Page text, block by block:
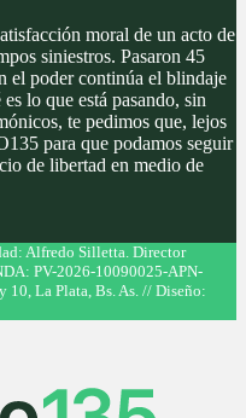
moral de un acto de
siniestros. Pasaron 45
el poder continúa el blindaje
lo que está pasando, sin
te pedimos que, lejos
para que podamos seguir
de libertad en medio de
Alfredo Silletta. Director
PV-2026-10090025-APN-
La Plata, Bs. As. // Diseño: